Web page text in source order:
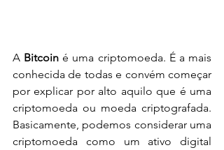
A Bitcoin é uma criptomoeda. É a mais
conhecida de todas e convém começar
por explicar por alto aquilo que é uma
criptomoeda ou moeda criptografada.
Basicamente, podemos considerar uma
criptomoeda como um ativo digital